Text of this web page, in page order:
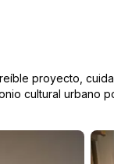
proyecto,
cultural